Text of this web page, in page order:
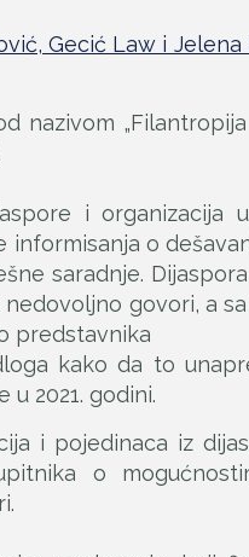
Gecić Law i Jelena
nazivom
i organizacija
informisanja o
saradnje.
govori, a
predstavnika
kako da to
2021. godini.
i pojedinaca iz
o